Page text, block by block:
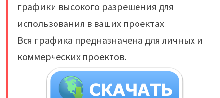
графики высокого разрешения для
использования в ваших проектах.
Вся графика предназначена для личных и
коммерческих проектов.